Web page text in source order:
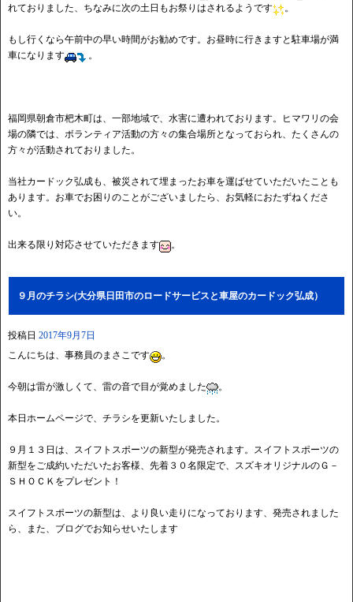
れておりました、ちなみに次の土日もお祭りはされるようです
。
もし行くなら午前中の早い時間がお勧めです。お昼時に行きますと駐車場が満
車になります
。
福岡県朝倉市杷木町は、一部地域で、水害に遭われております。ヒマワリの会
場の隣では、ボランティア活動の方々の集合場所となっておられ、たくさんの
方々が活動されておりました。
当社カードック弘成も、被災されて埋まったお車を運ばせていただいたことも
あります。お車でお困りのことがございましたら、お気軽におたずねくださ
い。
出来る限り対応させていただきます 。
９月のチラシ(大分県日田市のロードサービスと車屋のカードック弘成）
投稿日 2017年9月7日
こんにちは、事務員のまさこです
。
今朝は雷が激しくて、雷の音で目が覚めました 。
本日ホームページで、チラシを更新いたしました。
９月１３日は、スイフトスポーツの新型が発売されます。スイフトスポーツの
新型をご成約いただいたお客様、先着３０名限定で、スズキオリジナルのＧ－
ＳＨＯＣＫをプレゼント！
スイフトスポーツの新型は、より良い走りになっております、発売されました
ら、また、ブログでお知らせいたします